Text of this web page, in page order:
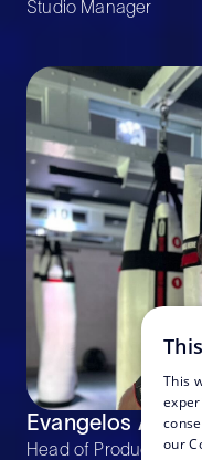
Studio Manager
Evangelos Agas
Head of Product
This
our